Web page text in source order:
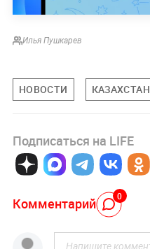
Илья Пушкарев
НОВОСТИ КАЗАХСТАН
Подписаться на LIFE
Комментарий 0